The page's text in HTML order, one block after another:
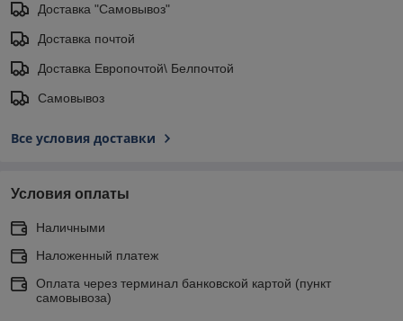
Доставка "Самовывоз"
Доставка почтой
Доставка Европочтой\ Белпочтой
Самовывоз
Все условия доставки
Условия оплаты
Наличными
Наложенный платеж
Оплата через терминал банковской картой (пункт
самовывоза)